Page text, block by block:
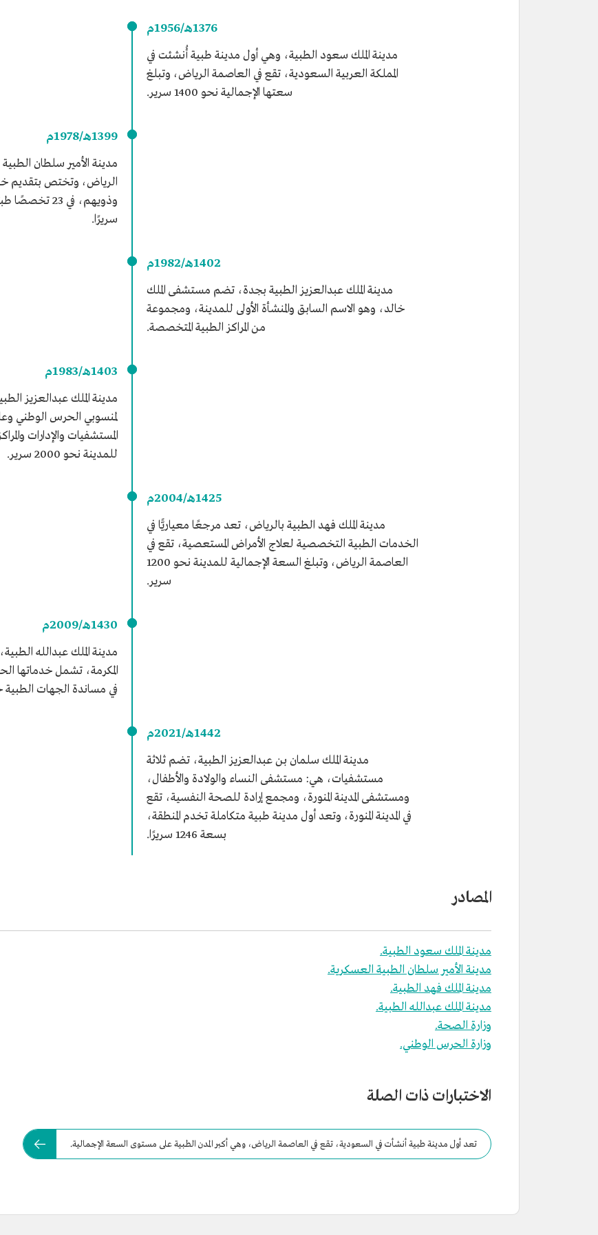
1376هـ/1956م
مدينة الملك سعود الطبية، وهي أول مدينة طبية أُنشئت في
المملكة العربية السعودية، تقع في العاصمة الرياض، وتبلغ
سعتها الإجمالية نحو 1400 سرير.
1399هـ/1978م
مدينة الأمير سلطان
الرياض، وتختص بتقديم
سريرًا.
1402هـ/1982م
مدينة الملك عبدالعزيز الطبية بجدة، تضم مستشفى الملك
خالد، وهو الاسم السابق والمنشأة الأولى للمدينة، ومجموعة
من المراكز الطبية المتخصصة.
1403هـ/1983م
مدينة الملك عبدالعزيز
لمنسوبي الحرس الوطني
المستشفيات والإدارات
للمدينة نحو 2000 سرير.
1425هـ/2004م
مدينة الملك فهد الطبية بالرياض، تعد مرجعًا معياريًّا في
الخدمات الطبية التخصصية لعلاج الأمراض المستعصية، تقع في
العاصمة الرياض، وتبلغ السعة الإجمالية للمدينة نحو 1200
سرير.
1430هـ/2009م
مدينة الملك عبدالله
المكرمة، تشمل خدماتها
في مساندة الجهات
1442هـ/2021م
مدينة الملك سلمان بن عبدالعزيز الطبية، تضم ثلاثة
مستشفيات، هي: مستشفى النساء والولادة والأطفال،
ومستشفى المدينة المنورة، ومجمع إرادة للصحة النفسية، تقع
في المدينة المنورة، وتعد أول مدينة طبية متكاملة تخدم المنطقة،
بسعة 1246 سريرًا.
المصادر
مدينة الملك سعود الطبية.
مدينة الأمير سلطان الطبية العسكرية.
مدينة الملك فهد الطبية.
مدينة الملك عبدالله الطبية.
وزارة الصحة.
وزارة الحرس الوطني.
الاختبارات ذات الصلة
تعد أول مدينة طبية أنشأت في السعودية، تقع في العاصمة الرياض، وهي أكبر المدن الطبية على مستوى السعة الإجمالية.